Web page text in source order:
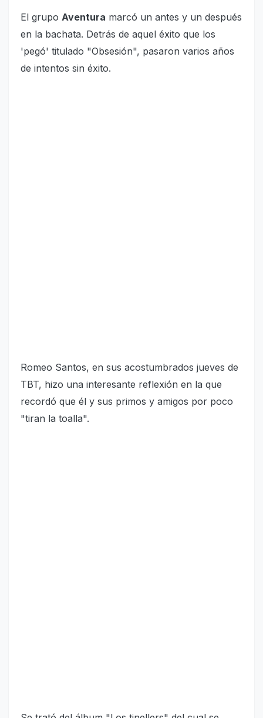
El grupo Aventura marcó un antes y un después
en la bachata. Detrás de aquel éxito que los
'pegó' titulado "Obsesión", pasaron varios años
de intentos sin éxito.
Romeo Santos, en sus acostumbrados jueves de
TBT, hizo una interesante reflexión en la que
recordó que él y sus primos y amigos por poco
"tiran la toalla".